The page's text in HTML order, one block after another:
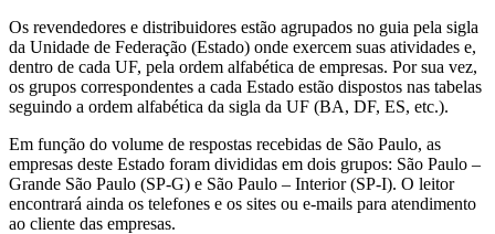
Os revendedores e distribuidores estão agrupados no guia pela sigla
da Unidade de Federação (Estado) onde exercem suas atividades e,
dentro de cada UF, pela ordem alfabética de empresas. Por sua vez,
os grupos correspondentes a cada Estado estão dispostos nas tabelas
seguindo a ordem alfabética da sigla da UF (BA, DF, ES, etc.).
Em função do volume de respostas recebidas de São Paulo, as
empresas deste Estado foram divididas em dois grupos: São Paulo –
Grande São Paulo (SP-G) e São Paulo – Interior (SP-I). O leitor
encontrará ainda os telefones e os sites ou e-mails para atendimento
ao cliente das empresas.